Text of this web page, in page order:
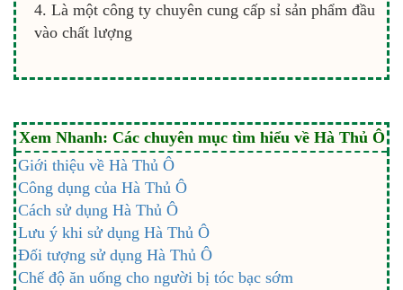
Là một công ty chuyên cung cấp sỉ sản phẩm đầu
vào chất lượng
Xem Nhanh: Các chuyên mục tìm hiểu về Hà Thủ Ô
Giới thiệu về Hà Thủ Ô
Công dụng của Hà Thủ Ô
Cách sử dụng Hà Thủ Ô
Lưu ý khi sử dụng Hà Thủ Ô
Đối tượng sử dụng Hà Thủ Ô
Chế độ ăn uống cho người bị tóc bạc sớm